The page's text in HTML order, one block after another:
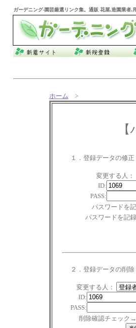
ガーデニング-園芸厳選リンク集。通販 花屋,造園業者,
ホーム >
１．登録データの修正
変更する人：
ID:
PASS:
パスワードを
パスワードを記
２．登録データの削除
変更する人：
ID:
PASS:
削除確認チェック→